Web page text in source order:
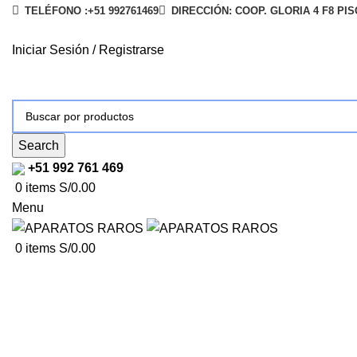
TELÉFONO :+51 992761469 DIRECCIÓN: COOP. GLORIA 4 F8
Iniciar Sesión / Registrarse
Search
+51 992 761 469
0 items S/0.00
Menu
0 items S/0.00